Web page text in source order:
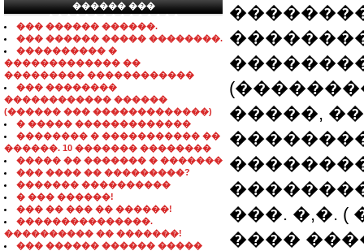
������ ���
���������������
��� ������ ������.
��� ������ ����� ��������.
���������� �
������������� ��
��������� ������������
��� ��������
������������ ������
(������ ��� �������������)
� ����� �������������
�������� � ����������� ��
������. 10 ������� ��������
����� �� ������� � �������
��� ���� �� ���������?
������� ����������
� ��� ������!
��� �� ��� �� ������!
���������������.
���������� �� �������!
��� ������ ������ �����
�����,
���. �,�. (
����